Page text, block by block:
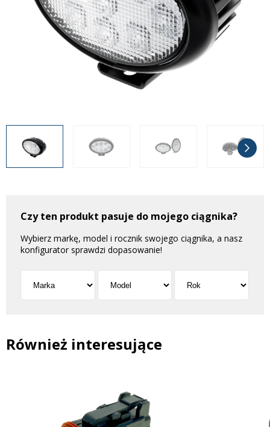
Często zadawane pytania
Kontakt
Bezpłatny projekt oświetlenia
+48 81 884 70 94
Często zadawane pytania
Kontakt
Czy ten produkt pasuje do mojego ciągnika?
Wybierz markę, model i rocznik swojego ciągnika, a nasz
konfigurator sprawdzi dopasowanie!
Również interesujące